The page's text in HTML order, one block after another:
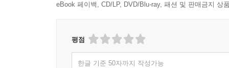
eBook 페이백, CD/LP, DVD/Blu-ray, 패션 및 판매금지 상
평점
한글 기준 50자까지 작성가능